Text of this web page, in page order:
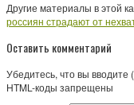
Другие материалы в этой
россиян страдают от
Оставить комментарий
Убедитесь, что вы
HTML-коды запрещены